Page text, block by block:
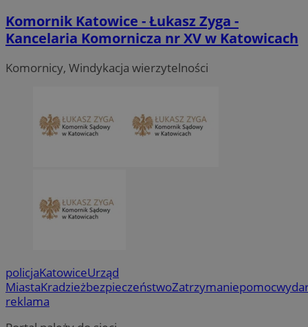
Komornik Katowice - Łukasz Zyga -
Kancelaria Komornicza nr XV w Katowicach
Komornicy, Windykacja wierzytelności
policjaKatowiceUrząd
MiastaKradzieżbezpieczeństwoZatrzymaniepomoc
reklama